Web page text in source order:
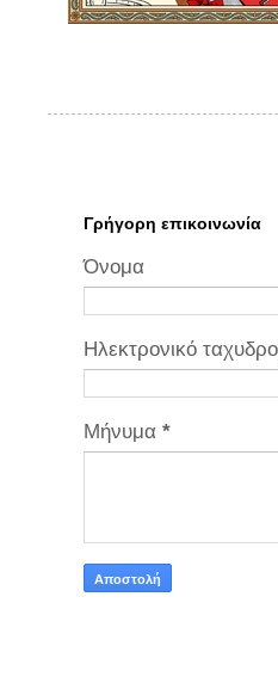
Γρήγορη επικοινωνία
Όνομα
Ηλεκτρονικό
Μήνυμα *